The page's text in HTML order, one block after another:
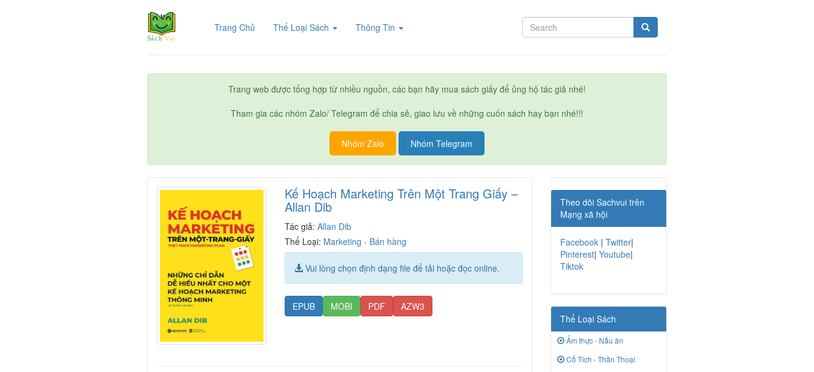
Trang Chủ (current)Thể Loại Sách Thông Tin
Trang web được tổng hợp từ nhiều nguồn, các bạn hãy mua sách giấy để ủng hộ tác giả nhé!
Tham gia các nhóm Zalo/ Telegram để chia sẻ, giao lưu về những cuốn sách hay bạn nhé!!!
Nhóm Zalo Nhóm Telegram
Kế Hoạch Marketing Trên Một Trang Giấy –
Allan Dib
Tác giả:Allan Dib
Thể Loại: Marketing - Bán hàng
Vui lòng chọn định dạng file để tải hoặc đọc online.
EPUB MOBI PDF AZW3
Theo dõi Sachvui trên
Mạng xã hội
Facebook | Twitter|
Pinterest| Youtube|
Tiktok
Thể Loại Sách
Ẩm thực - Nấu ăn
Cổ Tích - Thần Thoại